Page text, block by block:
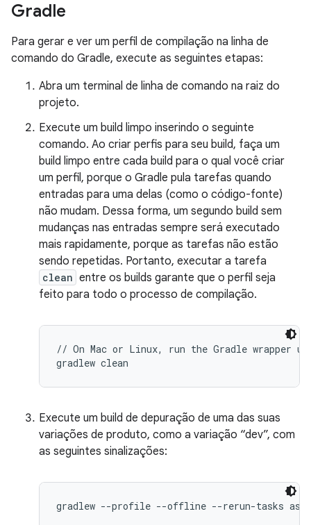
Gradle
Para gerar e ver um perfil de compilação na linha de
comando do Gradle, execute as seguintes etapas:
Abra um terminal de linha de comando na raiz do
projeto.
Execute um build limpo inserindo o seguinte
comando. Ao criar perfis para seu build, faça um
build limpo entre cada build para o qual você criar
um perfil, porque o Gradle pula tarefas quando
entradas para uma delas (como o código-fonte)
não mudam. Dessa forma, um segundo build sem
mudanças nas entradas sempre será executado
mais rapidamente, porque as tarefas não estão
sendo repetidas. Portanto, executar a tarefa
clean entre os builds garante que o perfil seja
feito para todo o processo de compilação.
// On Mac or Linux, run the Gradle wrapper
Execute um build de depuração de uma das suas
variações de produto, como a variação “dev”, com
as seguintes sinalizações:
gradlew --profile --offline --rerun-tasks